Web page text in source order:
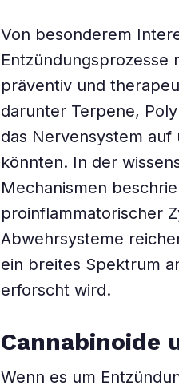
Von besonderem
Entzündungsprozesse
präventiv und
darunter Terpene,
das Nervensystem
könnten. In der
Mechanismen
proinflammatorischer
Abwehrsysteme
ein breites Spektrum
erforscht wird.
Cannabinoide
Wenn es um